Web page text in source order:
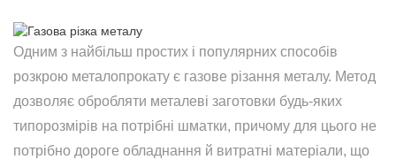
Одним з найбільш простих і популярних способів
розкрою металопрокату є газове різання металу. Метод
дозволяє обробляти металеві заготовки будь-яких
типорозмірів на потрібні шматки, причому для цього не
потрібно дороге обладнання й витратні матеріали, що